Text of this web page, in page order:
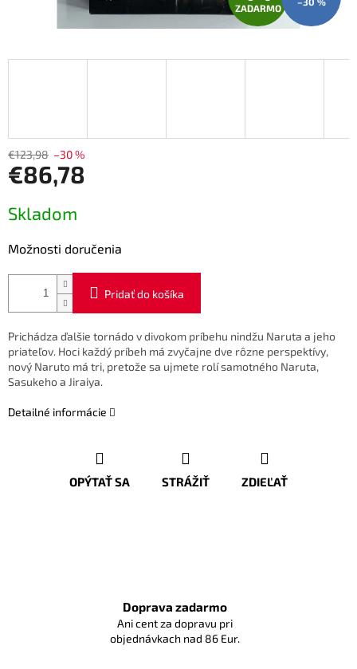
A
D
ZADARMO
€123,98 –30 %
€86,78
cena:
Skladom
Možnosti doručenia
Pridať do košíka
Prichádza ďalšie tornádo v divokom príbehu nindžu Naruta a jeho
priateľov. Hoci každý príbeh má zvyčajne dve rôzne perspektívy,
nový Naruto má tri, pretože sa ujmete rolí samotného Naruta,
Sasukeho a Jiraiya.
Detailné informácie
OPÝTAŤ SA STRÁŽIŤ ZDIEĽAŤ
Doprava zadarmo
Ani cent za dopravu pri
objednávkach nad 86 Eur.